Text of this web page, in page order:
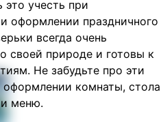
это учесть при
оформлении праздничного
всегда очень
своей природе и готовы к
Не забудьте про эти
оформлении комнаты, стола
меню.